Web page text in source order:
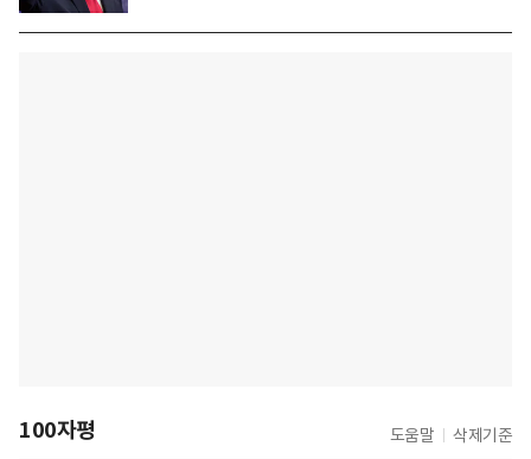
100자평 도움말 삭제기준